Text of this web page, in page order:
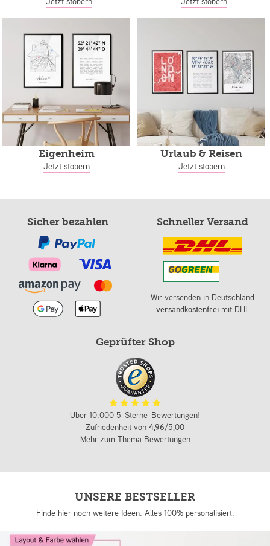
Eigenheim
Jetzt stöbern
Urlaub & Reisen
Jetzt stöbern
Sicher bezahlen Schneller Versand
Wir versenden in Deutschland
versandkostenfreimit DHL
Geprüfter Shop
Über 10.000 5-Sterne-Bewertungen!
Zufriedenheit von 4,96/5,00
Mehr zum Thema Bewertungen
UNSERE BESTSELLER
Finde hier noch weitere Ideen. Alles 100% personalisiert.